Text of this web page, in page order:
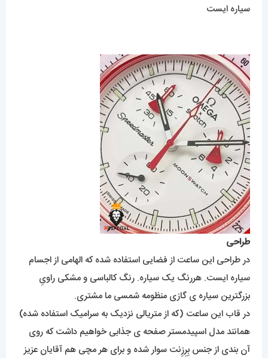
سیاره ایست
طراحی
در طراحی این ساعت از فضایی استفاده شده که الهامی از اجسام
سیاره ایست. هررنگ یک سیاره. رنگ کالباسی و مشکی راویِ
بزرگترین سیاره ی گازی منظومه شمسی ما مشتری.
در قاب این ساعت (که از متریالی نزدیک به سرامیک استفاده شده)
همانند مدل اسپیدمستر صفحه ی جذابی خواهیم داشت که روی
آن بندی از جنس بِرِزِنت سوار شده و برای هر مچی هم آقایان عزیز